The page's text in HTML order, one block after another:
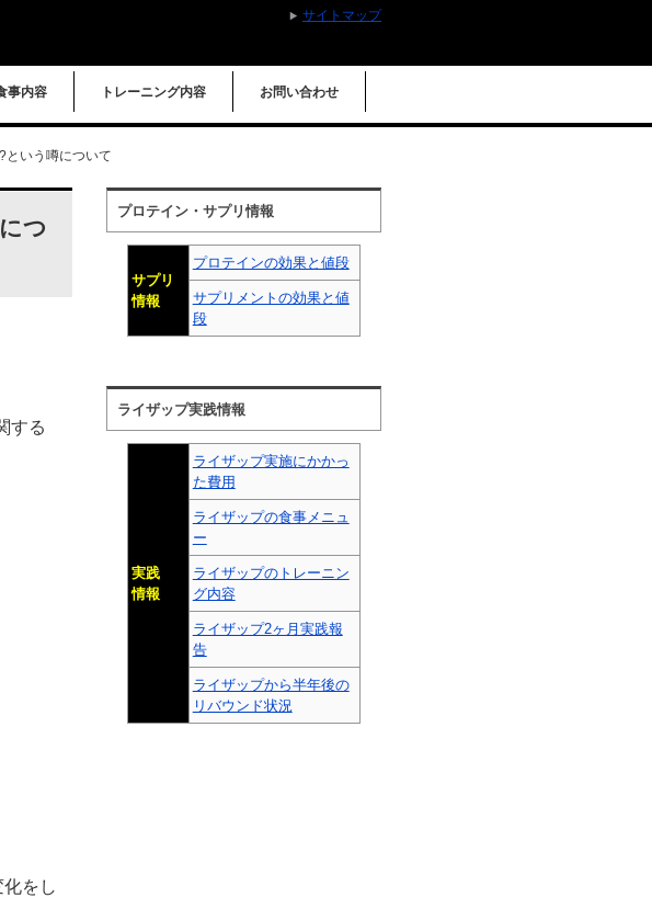
事内容 トレーニング内容 お問い合わせ
という噂について
つ
する
をし
プロテイン・サプリ情報
サプリ
情報
プロテインの効果と値段
サプリメントの効果と値
段
ライザップ実践情報
実践
情報
ライザップ実施にかかっ
た費用
ライザップの食事メニュ
ー
ライザップのトレーニン
グ内容
ライザップ2ヶ月実践報
告
ライザップから半年後の
リバウンド状況
サイトマップ